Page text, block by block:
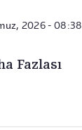
2026 - 08:38
Fazlası